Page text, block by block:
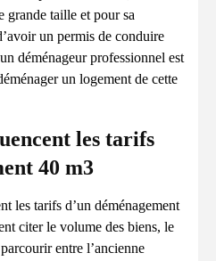
grande taille et pour sa
un permis de conduire
déménageur professionnel est
un logement de cette
les tarifs
40 m3
les tarifs d’un déménagement
citer le volume des biens, le
entre l’ancienne